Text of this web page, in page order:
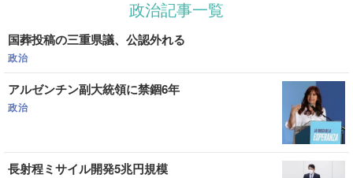
政治記事一覧
国葬投稿の三重県議、公認外れる
政治
アルゼンチン副大統領に禁錮6年
政治
長射程ミサイル開発5兆円規模